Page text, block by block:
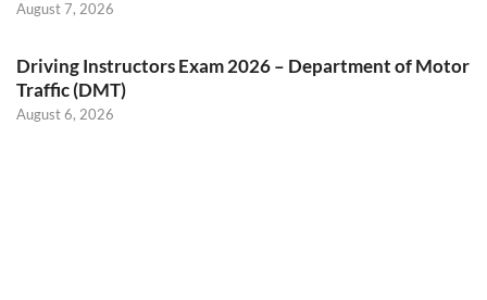
August 7, 2026
Driving Instructors Exam 2026 – Department of Motor
Traffic (DMT)
August 6, 2026